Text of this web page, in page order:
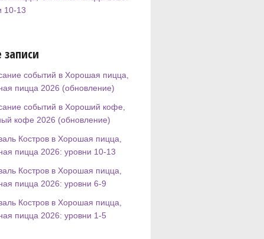
10-13
событий в Хорошая пицца,
пицца 2026 (обновление)
событий в Хороший кофе,
кофе 2026 (обновление)
Костров в Хорошая пицца,
пицца 2026: уровни 10-13
Костров в Хорошая пицца,
пицца 2026: уровни 6-9
Костров в Хорошая пицца,
пицца 2026: уровни 1-5